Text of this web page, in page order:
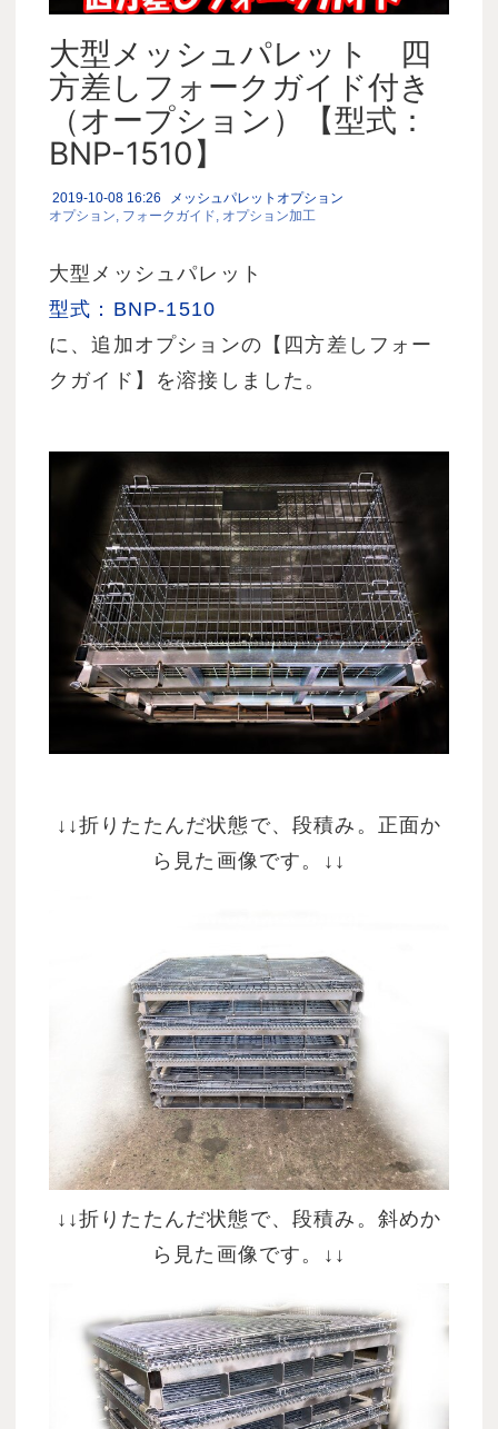
大型メッシュパレット 四
方差しフォークガイド付き
（オープション）【型式：
BNP-1510】
2019-10-08 16:26
メッシュパレットオプション
オプション フォークガイド オプション加工
大型メッシュパレット
型式：BNP-1510
に、追加オプションの【四方差しフォー
クガイド】を溶接しました。
↓↓折りたたんだ状態で、段積み。正面か
ら見た画像です。↓↓
↓↓折りたたんだ状態で、段積み。斜めか
ら見た画像です。↓↓